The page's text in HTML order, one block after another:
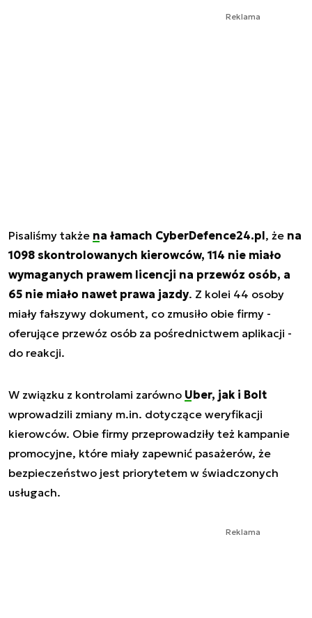
Reklama
Pisaliśmy także na łamach CyberDefence24.pl, że na
1098 skontrolowanych kierowców, 114 nie miało
wymaganych prawem licencji na przewóz osób, a
65 nie miało nawet prawa jazdy. Z kolei 44 osoby
miały fałszywy dokument, co zmusiło obie firmy -
oferujące przewóz osób za pośrednictwem aplikacji -
do reakcji.
W związku z kontrolami zarówno Uber, jak i Bolt
wprowadzili zmiany m.in. dotyczące weryfikacji
kierowców. Obie firmy przeprowadziły też kampanie
promocyjne, które miały zapewnić pasażerów, że
bezpieczeństwo jest priorytetem w świadczonych
usługach.
Reklama